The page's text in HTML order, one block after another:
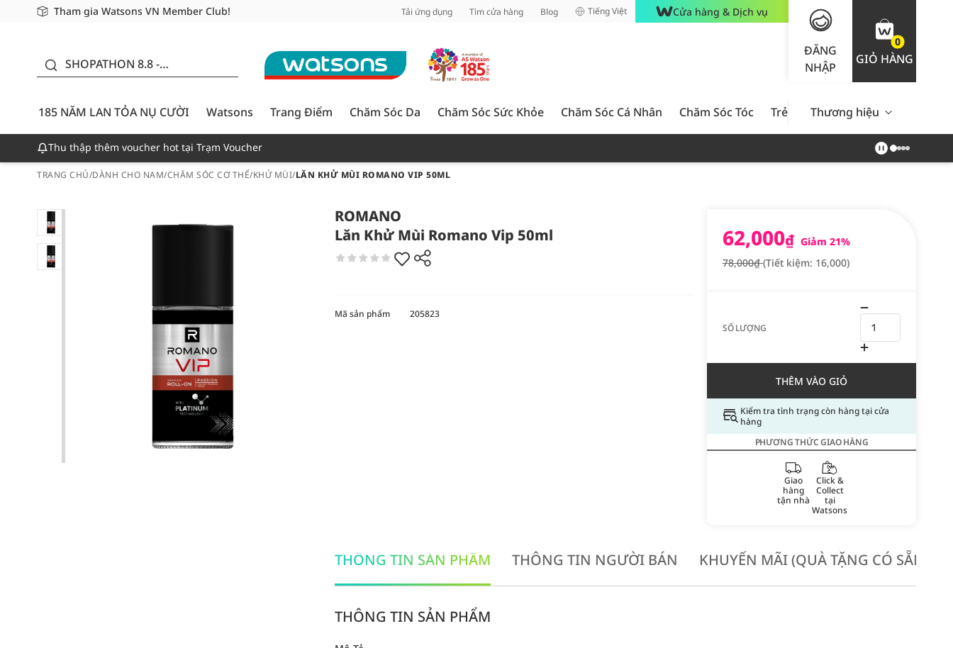
Tham gia Watsons VN Member Club!
Miễn phí giao hàng cho đơn hàng từ 249,000Đ
Giao hàng nhanh 24h - Áp dụng khu vực TP. Hồ Chí Minh Tải ứng dụng Tìm cửa hàng Blog Tiếng Việt Cửa hàng & Dịch vụ
ĐĂNG
NHẬP
0
GIỎ HÀNG
SHOPATHON 8.8 -
CƯỜI - GIẢM ĐẾN
50%
185 NĂM LAN TỎA NỤ CƯỜI
Watsons Trang Điểm Chăm Sóc Da Chăm Sóc Sức Khỏe Chăm Sóc Cá Nhân Chăm Sóc Tóc Trẻ Em Nam Giới Chăm Sóc
Thương hiệu
Thu thập thêm voucher hot tại Trạm Voucher
TRANG CHỦ/DÀNH CHO NAM/CHĂM SÓC CƠ THỂ/KHỬ MÙI/LĂN KHỬ MÙI ROMANO VIP 50ML
ROMANO
Lăn Khử Mùi Romano Vip 50ml
62,000₫ Giảm 21%
78,000₫(Tiết kiệm: 16,000)
SỐ LƯỢNG
THÊM VÀO GIỎ
Kiểm tra tình trạng còn hàng tại cửa
hàng
PHƯƠNG THỨC GIAO HÀNG
Giao
hàng
tận nhà
Click &
Collect
tại
Watsons
Mã sản phẩm 205823
THÔNG TIN SẢN PHẨM THÔNG TIN NGƯỜI BÁN KHUYẾN MÃI (QUÀ TẶNG CÓ SẴN
THÔNG TIN SẢN PHẨM